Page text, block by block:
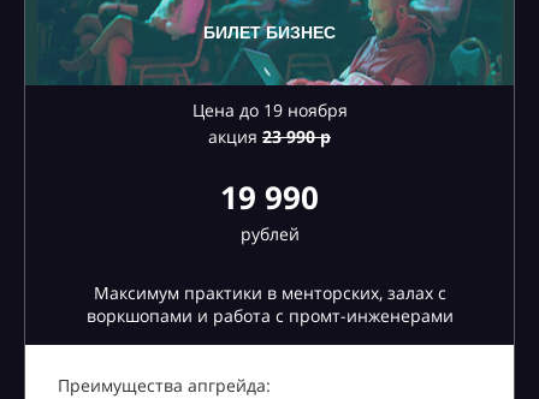
БИЛЕТ БИЗНЕС
Цена до 19 ноября
акция 23990 р
19 990
рублей
Максимум практики в менторских, залах с
воркшопами и работа с промт-инженерами
Преимущества апгрейда: